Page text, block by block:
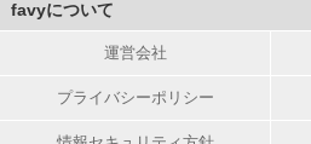
favyについて
運営会社
プライバシーポリシー